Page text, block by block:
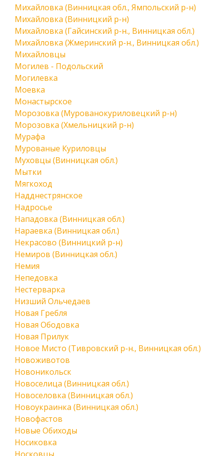
Михайловка (Винницкая обл., Ямпольский р-н)
Михайловка (Винницкий р-н)
Михайловка (Гайсинский р-н., Винницкая обл.)
Михайловка (Жмеринский р-н., Винницкая обл.)
Михайловцы
Могилев - Подольский
Могилевка
Моевка
Монастырское
Морозовка (Мурованокуриловецкий р-н)
Морозовка (Хмельницкий р-н)
Мурафа
Мурованые Куриловцы
Муховцы (Винницкая обл.)
Мытки
Мягкоход
Надднестрянское
Надросье
Нападовка (Винницкая обл.)
Нараевка (Винницкая обл.)
Некрасово (Винницкий р-н)
Немиров (Винницкая обл.)
Немия
Непедовка
Нестерварка
Низший Ольчедаев
Новая Гребля
Новая Ободовка
Новая Прилук
Новое Мисто (Тивровский р-н., Винницкая обл.)
Новоживотов
Новоникольск
Новоселица (Винницкая обл.)
Новоселовка (Винницкая обл.)
Новоукраинка (Винницкая обл.)
Новофастов
Новые Обиходы
Носиковка